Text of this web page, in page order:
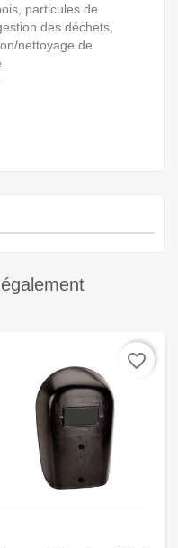
particules de
des déchets,
nettoyage de
favorite_border